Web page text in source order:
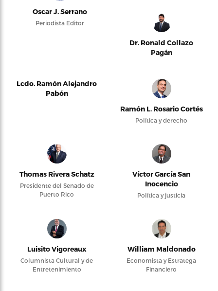
Oscar J. Serrano
Periodista Editor
Dr. Ronald Collazo
Pagán
Lcdo. Ramón Alejandro
Pabón
Ramón L. Rosario Cortés
Política y derecho
Thomas Rivera Schatz
Presidente del Senado de
Puerto Rico
Víctor García San
Inocencio
Política y justicia
Luisito Vigoreaux
Columnista Cultural y de
Entretenimiento
William Maldonado
Economista y Estratega
Financiero